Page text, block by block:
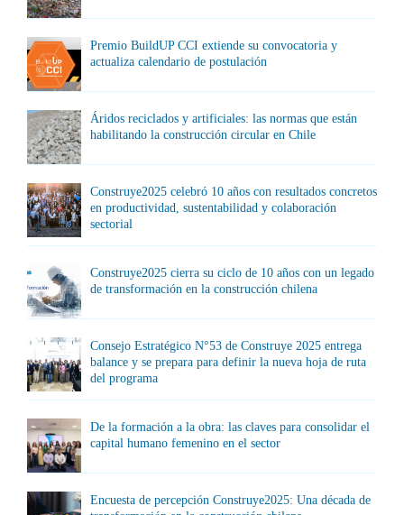
Premio BuildUP CCI extiende su convocatoria y
actualiza calendario de postulación
Áridos reciclados y artificiales: las normas que están
habilitando la construcción circular en Chile
Construye2025 celebró 10 años con resultados concretos
en productividad, sustentabilidad y colaboración
sectorial
Construye2025 cierra su ciclo de 10 años con un legado
de transformación en la construcción chilena
Consejo Estratégico N°53 de Construye 2025 entrega
balance y se prepara para definir la nueva hoja de ruta
del programa
De la formación a la obra: las claves para consolidar el
capital humano femenino en el sector
Encuesta de percepción Construye2025: Una década de